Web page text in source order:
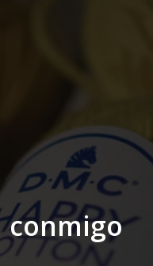
conmigo